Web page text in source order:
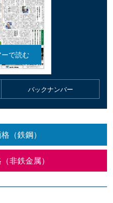
バックナンバー
（鉄鋼）
非鉄金属）